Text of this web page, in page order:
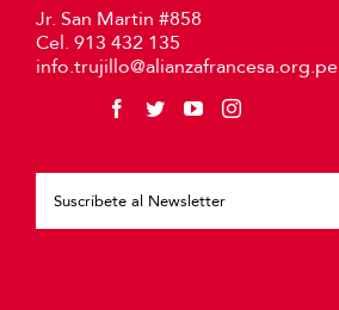
Jr. San Martin #858
Cel. 913 432 135
info.trujillo@alianzafrancesa.org.pe